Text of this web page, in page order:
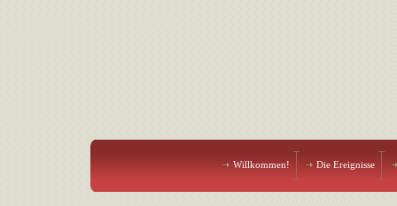
Willkommen! Die Ereignisse